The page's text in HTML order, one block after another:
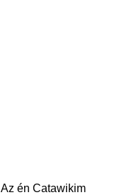
Az én Catawikim